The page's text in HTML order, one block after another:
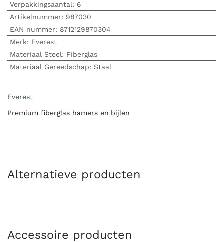
Verpakkingsaantal: 6
Artikelnummer: 987030
EAN nummer: 8712129870304
Merk: Everest
Materiaal Steel: Fiberglas
Materiaal Gereedschap: Staal
Everest
Premium fiberglas hamers en bijlen
Alternatieve producten
Accessoire producten